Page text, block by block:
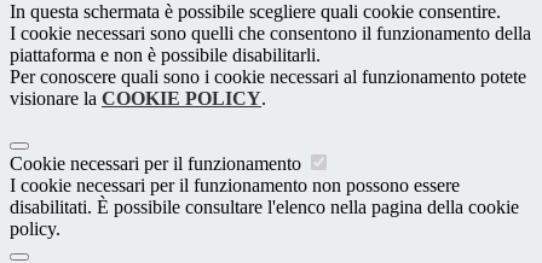
In questa schermata è possibile scegliere quali cookie consentire.
I cookie necessari sono quelli che consentono il funzionamento della
piattaforma e non è possibile disabilitarli.
Per conoscere quali sono i cookie necessari al funzionamento potete
visionare la COOKIE POLICY.
Cookie necessari per il funzionamento
I cookie necessari per il funzionamento non possono essere
disabilitati. È possibile consultare l'elenco nella pagina della cookie
policy.